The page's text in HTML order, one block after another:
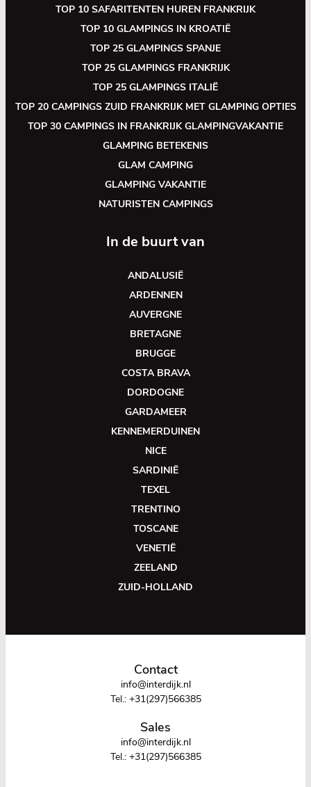
TOP 10 SAFARITENTEN HUREN FRANKRIJK
TOP 10 GLAMPINGS IN KROATIË
TOP 25 GLAMPINGS SPANJE
TOP 25 GLAMPINGS FRANKRIJK
TOP 25 GLAMPINGS ITALIË
TOP 20 CAMPINGS ZUID FRANKRIJK MET GLAMPING OPTIES
TOP 30 CAMPINGS IN FRANKRIJK GLAMPINGVAKANTIE
GLAMPING BETEKENIS
GLAM CAMPING
GLAMPING VAKANTIE
NATURISTEN CAMPINGS
In de buurt van
ANDALUSIË
ARDENNEN
AUVERGNE
BRETAGNE
BRUGGE
COSTA BRAVA
DORDOGNE
GARDAMEER
KENNEMERDUINEN
NICE
SARDINIË
TEXEL
TRENTINO
TOSCANE
VENETIË
ZEELAND
ZUID-HOLLAND
Contact
info@interdijk.nl
Tel.: +31(297)566385
Sales
info@interdijk.nl
Tel.: +31(297)566385